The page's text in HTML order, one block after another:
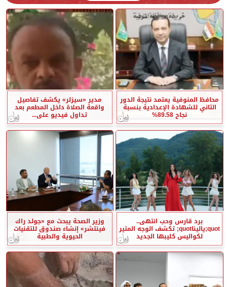
محافظ المنوفية يعتمد نتيجة الدور
الثاني للشهادة الإعدادية بنسبة
نجاح 89.58%
مدير «سيزلر» يكشف تفاصيل
واقعة الصلاة داخل المطعم بعد
تداول فيديو على...
برد قارس وحب انتهى..
quot;ياليناquot; تكشف الوجه المثير
لكواليس كليبها الجديد
وزير الصحة يبحث مع «جولد راك
فينتشر» إنشاء صندوق للتقنيات
الحيوية والطبية